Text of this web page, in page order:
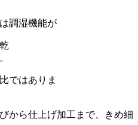
調湿機能が
ではありま
から仕上げ加工まで、きめ細